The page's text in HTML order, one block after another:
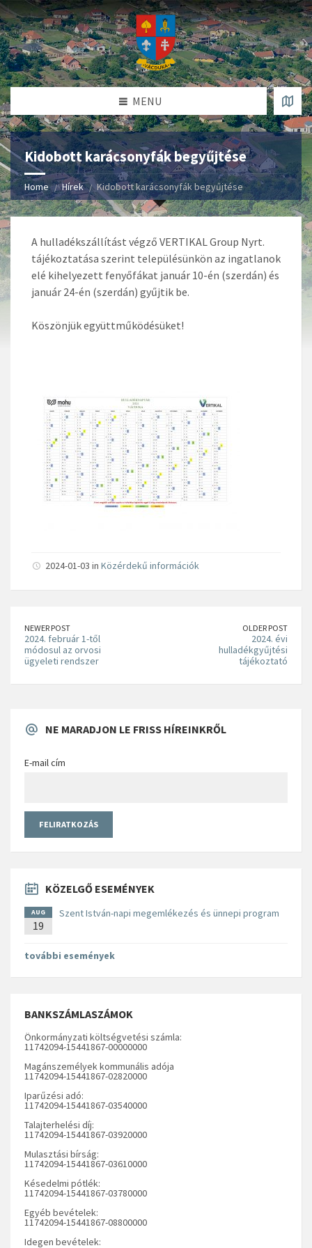
MENU
Kidobott karácsonyfák begyűjtése
Home Hírek Kidobott karácsonyfák begyűjtése
A hulladékszállítást végző VERTIKAL Group Nyrt.
tájékoztatása szerint településünkön az ingatlanok
elé kihelyezett fenyőfákat január 10-én (szerdán) és
január 24-én (szerdán) gyűjtik be.
Köszönjük együttműködésüket!
2024-01-03 in Közérdekű információk
NEWER POST
2024. február 1-től
módosul az orvosi
ügyeleti rendszer
OLDER POST
2024. évi
hulladékgyűjtési
tájékoztató
NE MARADJON LE FRISS HÍREINKRŐL
E-mail cím
KÖZELGŐ ESEMÉNYEK
AUG
19
Szent István-napi megemlékezés és ünnepi program
további események
BANKSZÁMLASZÁMOK
Önkormányzati költségvetési számla:
11742094-15441867-00000000
Magánszemélyek kommunális adója
11742094-15441867-02820000
Iparűzési adó:
11742094-15441867-03540000
Talajterhelési díj:
11742094-15441867-03920000
Mulasztási bírság:
11742094-15441867-03610000
Késedelmi pótlék:
11742094-15441867-03780000
Egyéb bevételek:
11742094-15441867-08800000
Idegen bevételek: